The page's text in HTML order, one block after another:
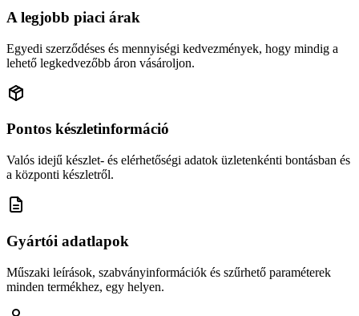
A legjobb piaci árak
Egyedi szerződéses és mennyiségi kedvezmények, hogy mindig a
lehető legkedvezőbb áron vásároljon.
Pontos készletinformáció
Valós idejű készlet- és elérhetőségi adatok üzletenkénti bontásban és
a központi készletről.
Gyártói adatlapok
Műszaki leírások, szabványinformációk és szűrhető paraméterek
minden termékhez, egy helyen.